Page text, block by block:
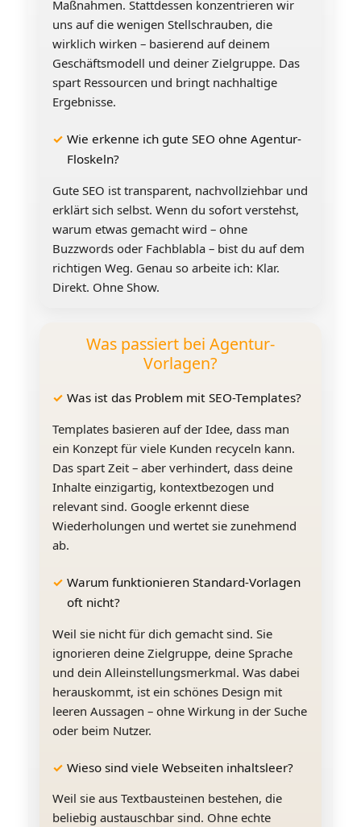
Maßnahmen. Stattdessen konzentrieren wir
uns auf die wenigen Stellschrauben, die
wirklich wirken – basierend auf deinem
Geschäftsmodell und deiner Zielgruppe. Das
spart Ressourcen und bringt nachhaltige
Ergebnisse.
Wie erkenne ich gute SEO ohne Agentur-
Floskeln?
Gute SEO ist transparent, nachvollziehbar und
erklärt sich selbst. Wenn du sofort verstehst,
warum etwas gemacht wird – ohne
Buzzwords oder Fachblabla – bist du auf dem
richtigen Weg. Genau so arbeite ich: Klar.
Direkt. Ohne Show.
Was passiert bei Agentur-
Vorlagen?
Was ist das Problem mit SEO-Templates?
Templates basieren auf der Idee, dass man
ein Konzept für viele Kunden recyceln kann.
Das spart Zeit – aber verhindert, dass deine
Inhalte einzigartig, kontextbezogen und
relevant sind. Google erkennt diese
Wiederholungen und wertet sie zunehmend
ab.
Warum funktionieren Standard-Vorlagen
oft nicht?
Weil sie nicht für dich gemacht sind. Sie
ignorieren deine Zielgruppe, deine Sprache
und dein Alleinstellungsmerkmal. Was dabei
herauskommt, ist ein schönes Design mit
leeren Aussagen – ohne Wirkung in der Suche
oder beim Nutzer.
Wieso sind viele Webseiten inhaltsleer?
Weil sie aus Textbausteinen bestehen, die
beliebig austauschbar sind. Ohne echte